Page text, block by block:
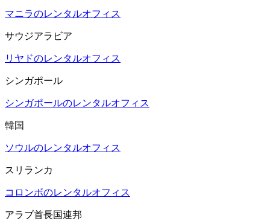
マニラのレンタルオフィス
サウジアラビア
リヤドのレンタルオフィス
シンガポール
シンガポールのレンタルオフィス
韓国
ソウルのレンタルオフィス
スリランカ
コロンボのレンタルオフィス
アラブ首長国連邦